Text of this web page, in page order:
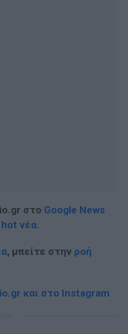
στο Google News
hot νέα.
, μπείτε στην ροή
και στο Instagram